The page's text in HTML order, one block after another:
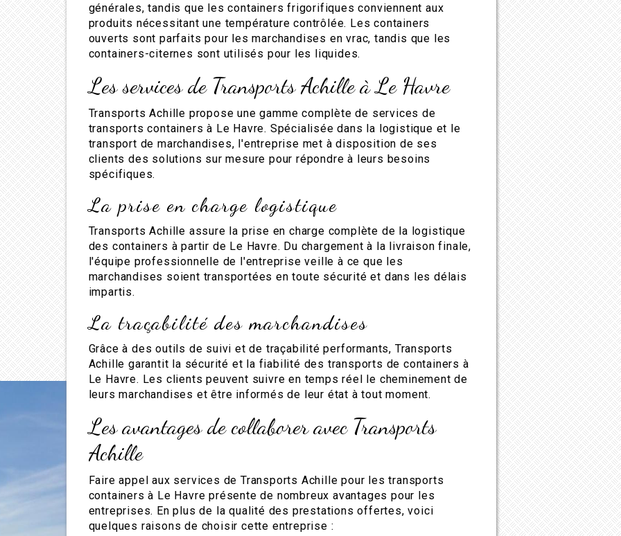
générales, tandis que les containers frigorifiques conviennent aux
produits nécessitant une température contrôlée. Les containers
ouverts sont parfaits pour les marchandises en vrac, tandis que les
containers-citernes sont utilisés pour les liquides.
Les services de Transports Achille à Le Havre
Transports Achille propose une gamme complète de services de
transports containers à Le Havre. Spécialisée dans la logistique et le
transport de marchandises, l'entreprise met à disposition de ses
clients des solutions sur mesure pour répondre à leurs besoins
spécifiques.
La prise en charge logistique
Transports Achille assure la prise en charge complète de la logistique
des containers à partir de Le Havre. Du chargement à la livraison finale,
l'équipe professionnelle de l'entreprise veille à ce que les
marchandises soient transportées en toute sécurité et dans les délais
impartis.
La traçabilité des marchandises
Grâce à des outils de suivi et de traçabilité performants, Transports
Achille garantit la sécurité et la fiabilité des transports de containers à
Le Havre. Les clients peuvent suivre en temps réel le cheminement de
leurs marchandises et être informés de leur état à tout moment.
Les avantages de collaborer avec Transports
Achille
Faire appel aux services de Transports Achille pour les transports
containers à Le Havre présente de nombreux avantages pour les
entreprises. En plus de la qualité des prestations offertes, voici
quelques raisons de choisir cette entreprise :